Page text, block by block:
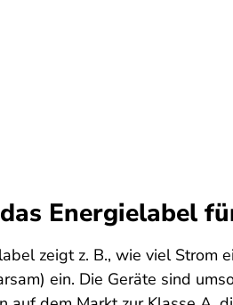
Energielabel
zeigt z. B., wie viel Strom
ein. Die Geräte sind